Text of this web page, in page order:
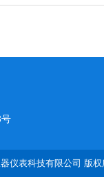
仪表科技有限公司 版